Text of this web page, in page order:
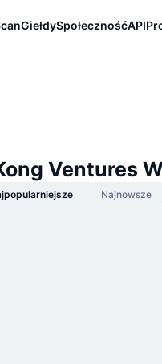
GiełdySpołecznośćAPI
Ventures
Najnowsze